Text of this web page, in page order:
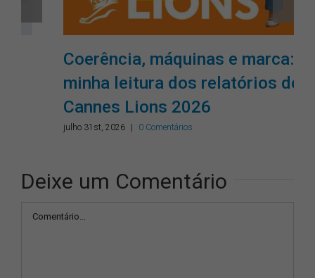
Coerência, máquinas e marca:
minha leitura dos relatórios de
Cannes Lions 2026
julho 31st, 2026 | 0 Comentários
Deixe um Comentário
Comentário